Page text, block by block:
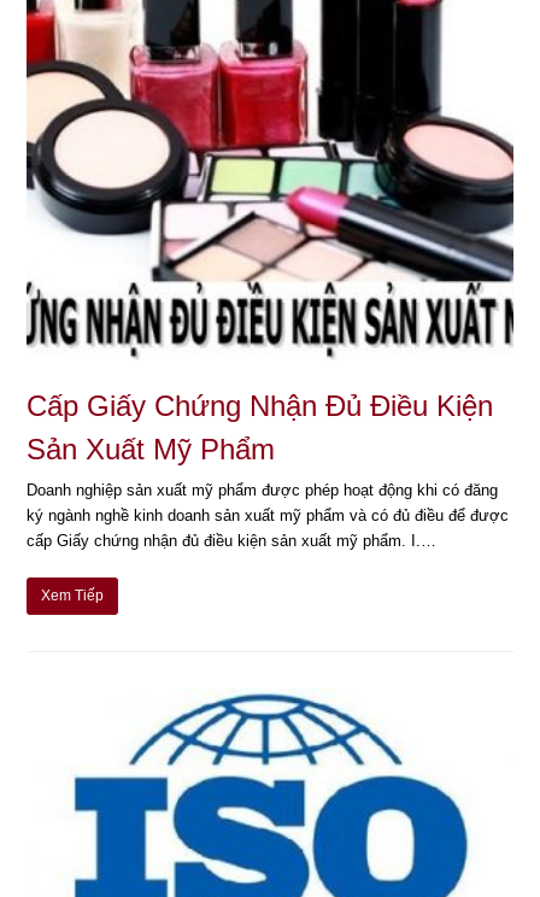
Cấp Giấy Chứng Nhận Đủ Điều Kiện
Sản Xuất Mỹ Phẩm
Doanh nghiệp sản xuất mỹ phẩm được phép hoạt động khi có đăng
ký ngành nghề kinh doanh sản xuất mỹ phẩm và có đủ điều để được
cấp Giấy chứng nhận đủ điều kiện sản xuất mỹ phẩm. I.…
Xem Tiếp